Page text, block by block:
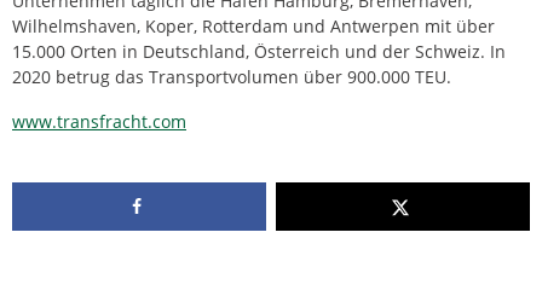
Wilhelmshaven, Koper, Rotterdam und Antwerpen mit über
15.000 Orten in Deutschland, Österreich und der Schweiz. In
2020 betrug das Transportvolumen über 900.000 TEU.
www.transfracht.com